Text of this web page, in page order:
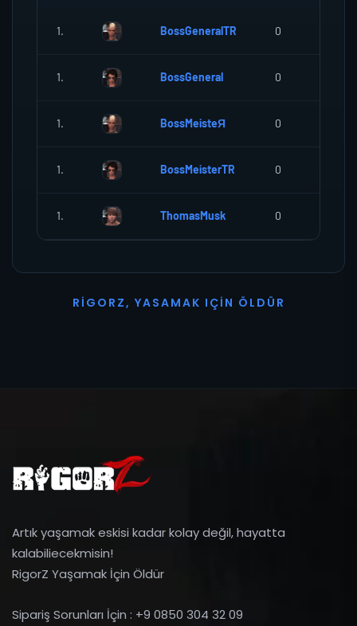
1. BossGeneralTR 0
1. BossGeneral 0
1. BossMeisteЯ 0
1. BossMeisterTR 0
1. ThomasMusk 0
R I G O R Z, YASAMAK I ÇI N Ö L D Ü R
Artık yaşamak eskisi kadar kolay değil, hayatta
kalabiliecekmisin!
RigorZ Yaşamak İçin Öldür
Sipariş Sorunları İçin : +9 0850 304 32 09